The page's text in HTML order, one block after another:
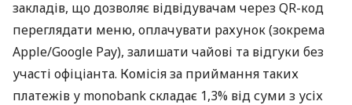
закладів, що дозволяє відвідувачам через QR-код
переглядати меню, оплачувати рахунок (зокрема
Apple/Google Pay), залишати чайові та відгуки без
участі офіціанта. Комісія за приймання таких
платежів у monobank складає 1,3% від суми з усіх